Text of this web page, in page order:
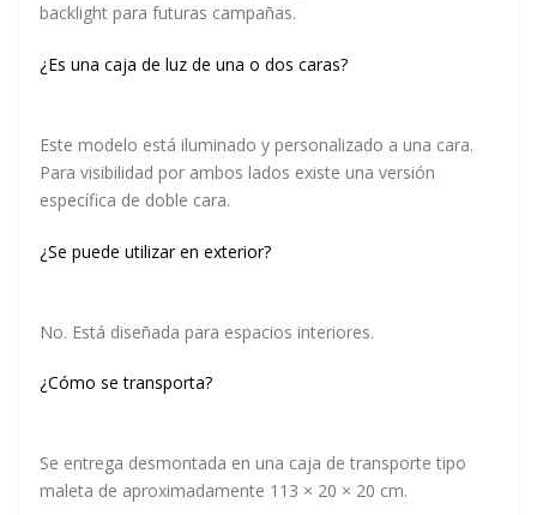
backlight para futuras campañas.
¿Es una caja de luz de una o dos caras?
Este modelo está iluminado y personalizado a una cara.
Para visibilidad por ambos lados existe una versión
específica de doble cara.
¿Se puede utilizar en exterior?
No. Está diseñada para espacios interiores.
¿Cómo se transporta?
Se entrega desmontada en una caja de transporte tipo
maleta de aproximadamente 113 × 20 × 20 cm.